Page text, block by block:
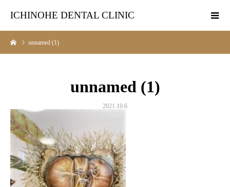
ICHINOHE DENTAL CLINIC
unnamed (1)
unnamed (1)
2021.10.6